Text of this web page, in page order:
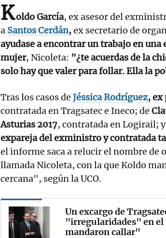
Koldo García, ex asesor del
a Santos Cerdán,ex secretario de
ayudase a encontrar un trabajo en una
mujer, Nicoleta: "¿te acuerdas de la
solo hay que valer para follar. Ella la
Tras los casos de Jéssica Rodríguez, ex
contratada en Tragsatec e Ineco; de
Asturias 2017, contratada en Logirail; y
expareja del exministro y contratada
el informe saca a relucir el nombre de
llamada Nicoleta, con la que Koldo
cercana", según la UCO.
Un excargo de
"irregularidades" en el
mandaron callar"